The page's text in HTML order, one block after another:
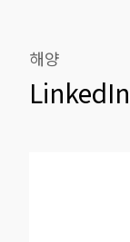
해양